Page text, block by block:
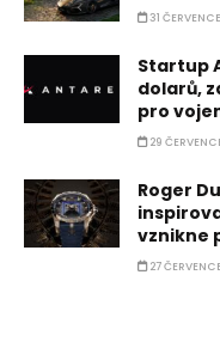
31
Startup
dolarů,
pro
29
Roger
vznikne
27